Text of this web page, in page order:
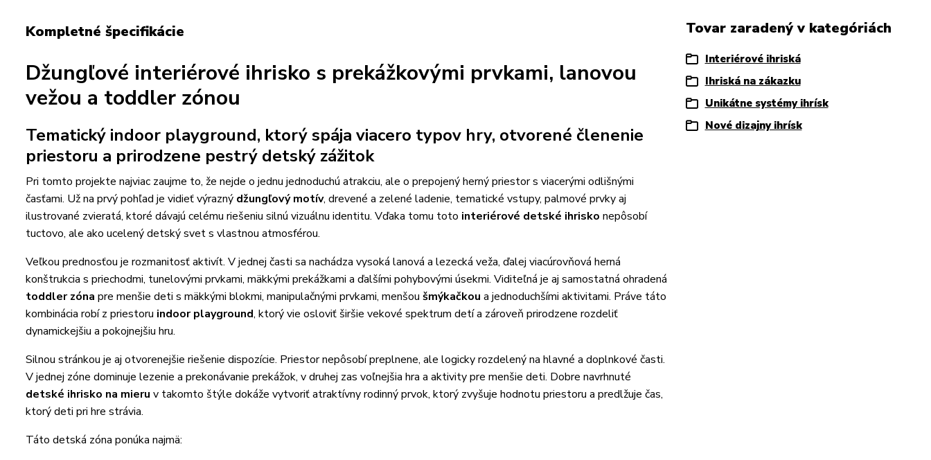
Kompletné špecifikácie
Džungľové interiérové ihrisko s prekážkovými prvkami, lanovou
vežou a toddler zónou
Tematický indoor playground, ktorý spája viacero typov hry, otvorené členenie
priestoru a prirodzene pestrý detský zážitok
Pri tomto projekte najviac zaujme to, že nejde o jednu jednoduchú atrakciu, ale o prepojený herný priestor s viacerými odlišnými
časťami. Už na prvý pohľad je vidieť výrazný džungľový motív, drevené a zelené ladenie, tematické vstupy, palmové prvky aj
ilustrované zvieratá, ktoré dávajú celému riešeniu silnú vizuálnu identitu. Vďaka tomu toto interiérové detské ihrisko nepôsobí
tuctovo, ale ako ucelený detský svet s vlastnou atmosférou.
Veľkou prednosťou je rozmanitosť aktivít. V jednej časti sa nachádza vysoká lanová a lezecká veža, ďalej viacúrovňová herná
konštrukcia s priechodmi, tunelovými prvkami, mäkkými prekážkami a ďalšími pohybovými úsekmi. Viditeľná je aj samostatná ohradená
toddler zóna pre menšie deti s mäkkými blokmi, manipulačnými prvkami, menšou šmýkačkou a jednoduchšími aktivitami. Práve táto
kombinácia robí z priestoru indoor playground, ktorý vie osloviť širšie vekové spektrum detí a zároveň prirodzene rozdeliť
dynamickejšiu a pokojnejšiu hru.
Silnou stránkou je aj otvorenejšie riešenie dispozície. Priestor nepôsobí preplnene, ale logicky rozdelený na hlavné a doplnkové časti.
V jednej zóne dominuje lezenie a prekonávanie prekážok, v druhej zas voľnejšia hra a aktivity pre menšie deti. Dobre navrhnuté
detské ihrisko na mieru v takomto štýle dokáže vytvoriť atraktívny rodinný prvok, ktorý zvyšuje hodnotu priestoru a predlžuje čas,
ktorý deti pri hre strávia.
Táto detská zóna ponúka najmä:
Tovar zaradený v kategóriách
Interiérové ihriská
Ihriská na zákazku
Unikátne systémy ihrísk
Nové dizajny ihrísk